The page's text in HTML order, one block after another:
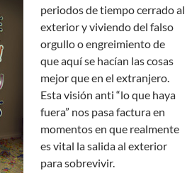
periodos de tiempo cerrado al
exterior y viviendo del falso
orgullo o engreimiento de
que aquí se hacían las cosas
mejor que en el extranjero.
Esta visión anti “lo que haya
fuera” nos pasa factura en
momentos en que realmente
es vital la salida al exterior
para sobrevivir.